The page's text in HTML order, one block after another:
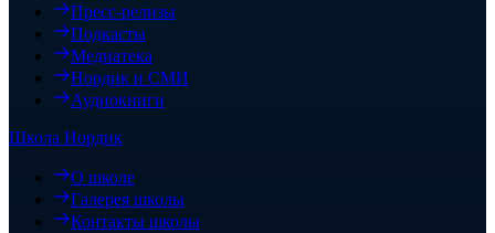
Пресс-релизы
Подкасты
Медиатека
Нордик и СМИ
Аудиокниги
Школа Нордик
О школе
Галерея школы
Контакты школы